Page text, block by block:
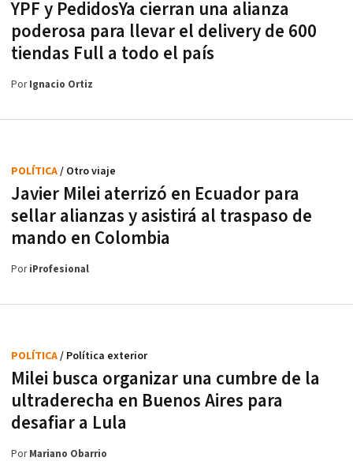
YPF y PedidosYa cierran una alianza
poderosa para llevar el delivery de 600
tiendas Full a todo el país
PorIgnacio Ortiz
Javier Milei aterrizó en Ecuador para
sellar alianzas y asistirá al traspaso de
mando en Colombia
POLÍTICA/ Otro viaje
PoriProfesional
Milei busca organizar una cumbre de la
ultraderecha en Buenos Aires para
desafiar a Lula
POLÍTICA/ Política exterior
PorMariano Obarrio